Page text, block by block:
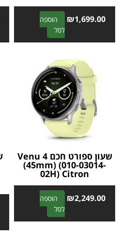
₪1,699.00
הוספה
לסל
A
l
r
n
a
i
v
שעון ספורט חכם Venu 4
(45mm) (010-03014-
02H) Citron
₪2,249.00
הוספה
לסל
A
l